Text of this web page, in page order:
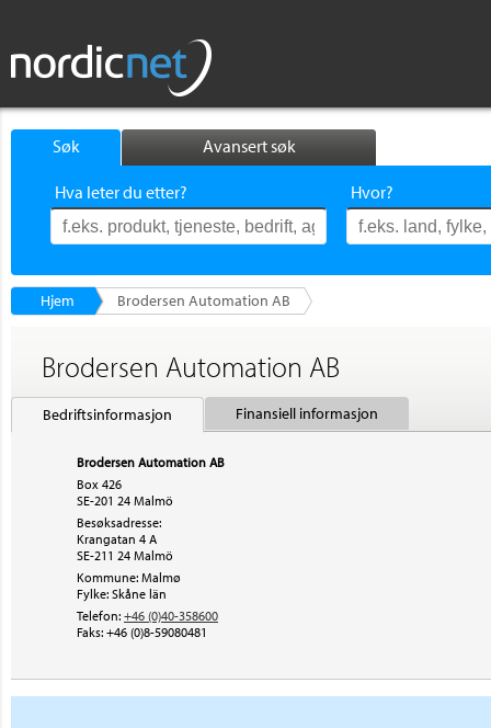
Søk Avansert søk
Hva leter du etter? Hvor?
Hjem Brodersen Automation AB
Brodersen Automation AB
Bedriftsinformasjon Finansiell informasjon
Brodersen Automation AB
Box 426
SE-201 24 Malmö
Besøksadresse:
Krangatan 4 A
SE-211 24 Malmö
Kommune: Malmø
Fylke: Skåne län
Telefon: +46 (0)40-358600
Faks: +46 (0)8-59080481